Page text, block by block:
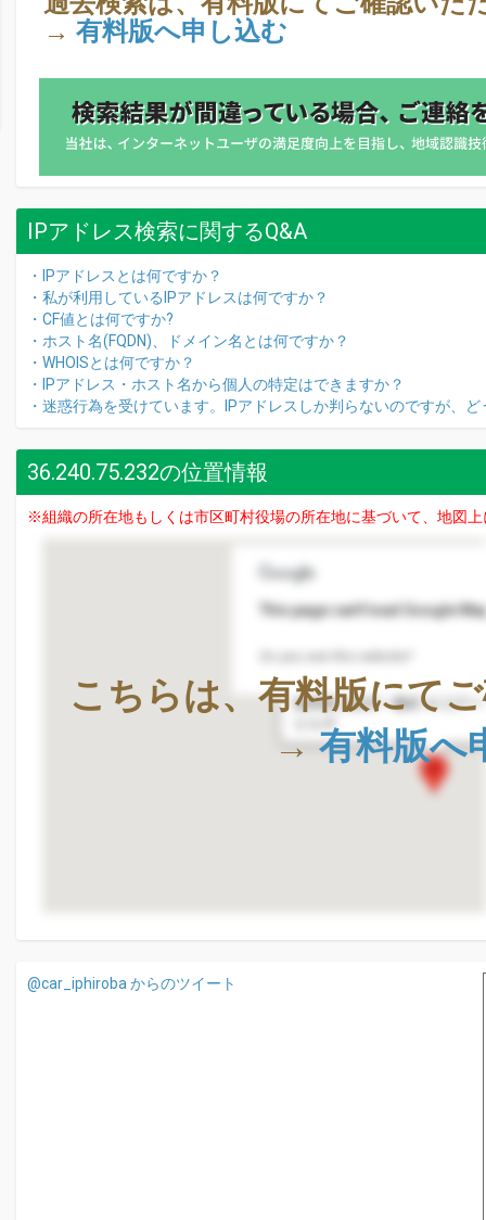
→ 有料版へ申し込む
IPアドレス検索に関するQ&A
・IPアドレスとは何ですか？
・私が利用しているIPアドレスは何ですか？
・CF値とは何ですか?
・ホスト名(FQDN)、ドメイン名とは何ですか？
・WHOISとは何ですか？
・IPアドレス・ホスト名から個人の特定はできますか？
・迷惑行為を受けています。IPアドレスしか判らないのですが、
36.240.75.232の位置情報
※組織の所在地もしくは市区町村役場の所在地に基づいて、地図
株式会社Geolocation
〒411-0036
静岡県三島市一番町18-22ア
This page can't load Google
こちらは、有料版にて
→有料版へ
@car_iphiroba からのツイート